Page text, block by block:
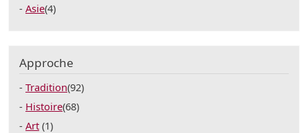
Asie(4)
Approche
Tradition(92)
Histoire(68)
Art (1)